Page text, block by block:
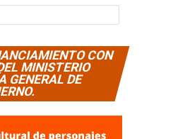
CON
MINISTERIO
GENERAL DE